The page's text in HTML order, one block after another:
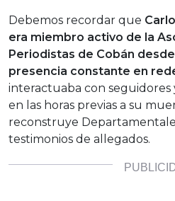
Debemos recordar que
era miembro activo de la
Periodistas de Cobán
presencia constante en
interactuaba con
en las horas previas a su
reconstruye
testimonios de allegados.